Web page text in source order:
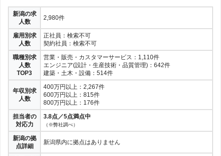
新潟の求
人数
2,980件
雇用別求
人数
正社員：検索不可
契約社員：検索不可
職種別求
人数
TOP3
営業・販売・カスタマーサービス：1,110件
エンジニア(設計・生産技術・品質管理)：642件
建築・土木・設備：514件
年収別求
人数
400万円以上：2,267件
600万円以上：815件
800万円以上：176件
担当者の
対応力
3.8点／5点満点中
（※弊社調べ）
新潟の拠
点詳細
新潟県内に拠点はありません